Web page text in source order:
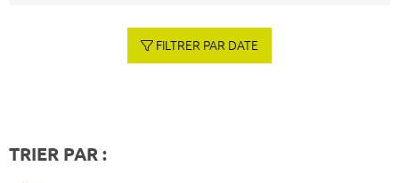
FILTRER PAR DATE
TRIER PAR :